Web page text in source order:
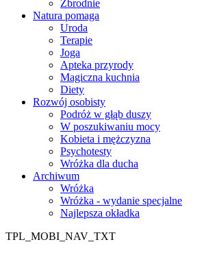
Zbrodnie
Natura pomaga
Uroda
Terapie
Joga
Apteka przyrody
Magiczna kuchnia
Diety
Rozwój osobisty
Podróż w głąb duszy
W poszukiwaniu mocy
Kobieta i mężczyzna
Psychotesty
Wróżka dla ducha
Archiwum
Wróżka
Wróżka - wydanie specjalne
Najlepsza okładka
TPL_MOBI_NAV_TXT